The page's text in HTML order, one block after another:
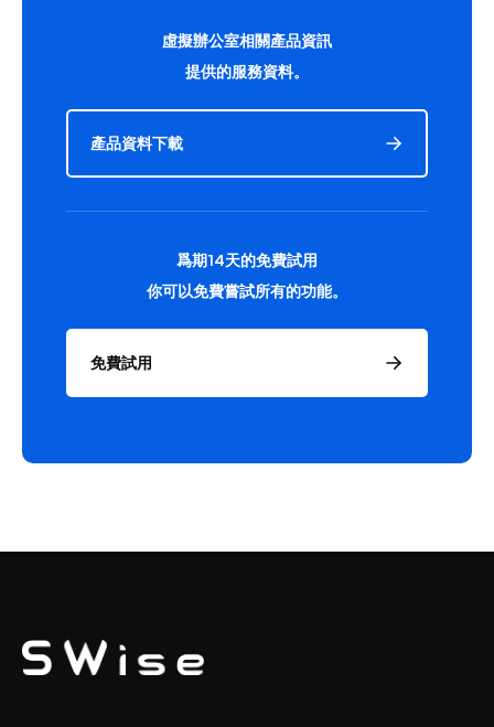
虛擬辦公室相關產品資訊
提供的服務資料。
產品資料下載
爲期14天的免費試用
你可以免費嘗試所有的功能。
免費試用